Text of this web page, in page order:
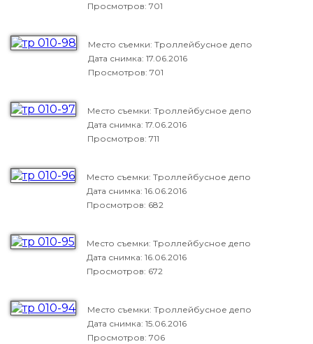
Просмотров: 701
Место съемки: Троллейбусное депо
Дата снимка: 17.06.2016
Просмотров: 701
Место съемки: Троллейбусное депо
Дата снимка: 17.06.2016
Просмотров: 711
Место съемки: Троллейбусное депо
Дата снимка: 16.06.2016
Просмотров: 682
Место съемки: Троллейбусное депо
Дата снимка: 16.06.2016
Просмотров: 672
Место съемки: Троллейбусное депо
Дата снимка: 15.06.2016
Просмотров: 706